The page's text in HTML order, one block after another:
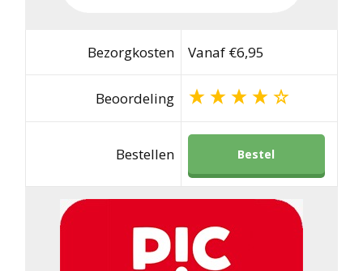
Bezorgkosten Vanaf €6,95
Beoordeling
Bestellen Bestel